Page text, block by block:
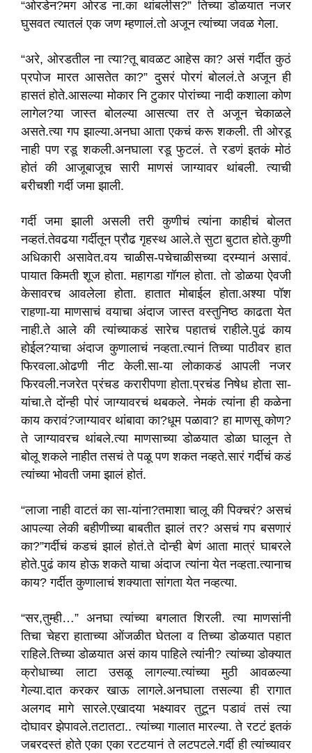
“ओरडेन?मग ओरड ना.का थांबलीस?” तिच्या डोळयात नजर
घुसवत त्यातलं एक जण म्हणालं.तो अजून त्यांच्या जवळ गेला.
“अरे, ओरडतील ना त्या?तू बावळट आहेस का? असं गर्दीत कुठं
प्रपोज मारत आसतेत का?” दुसरं पोरगं बोललं.ते अजून ही
हासतं होते.आसल्या मोकार नि टुकार पोरांच्या नादी कशाला कोण
लागेल?या जास्त बोलल्या आसत्या तर ते अजून चेकाळले
असते.त्या गप झाल्या.अनघा आता एकचं करू शकली. ती ओरडू
नाही पण रडू शकली.अनघाला रडू फुटलं. ते रडणं इतकं मोठं
होतं की आजूबाजूच सारी माणसं जाग्यावर थांबली. त्याची
बरीचशी गर्दी जमा झाली.
गर्दी जमा झाली असली तरी कुणीचं त्यांना काहीचं बोलत
नव्हतं.तेवढया गर्दीतून प्रौढ गृहस्थ आले.ते सुटा बुटात होते.कुणी
अधिकारी असावेत.वय चाळीस-पचेचाळीसच्या दरम्यानं असावं.
पायात किमती शूज होता. महागडा गॉगल होता. तो डोळया ऐवजी
केसावरच आवलेला होता. हातात मोबाईल होता.अश्या पॉश
राहणा-या माणसाचं वयाचा अंदाज जास्त वस्तुनिष्ठ काढता येत
नाही.ते आले की त्यांच्याकडं सारेच पहातचं राहीले.पुढं काय
होईल?याचा अंदाज कुणालाचं नव्हता.त्यानं तिच्या पाठीवर हात
फिरवला.ओढणी नीट केली.सा-या लोकाकडं आपली नजर
फिरवली.नजरेत प्रंचड करारीपणा होता.प्रचंड निषेध होता सा-
यांचा.ते दोंन्ही पोरं जाग्यावरचं थबकले. नेमकं त्यांना ही कळेना
काय करावं?जाग्यावर थांबावा का?धूम पळावा? हा माणसू कोण?
ते जाग्यावरच थांबले.त्या माणसाच्या डोळयात डोळा घालून ते
बोलू शकले नाहीत तसचं ते पळू पण शकत नव्हते.सारं गर्दीचं कडं
त्यांच्या भोवती जमा झालं होतं.
“लाजा नाही वाटतं का सा-यांना?तमाशा चालू की पिक्चरं? असचं
आपल्या लेकी बहीणीच्या बाबतीत झालं तर? असचं गप बसणारं
का?”गर्दीचं कडचं झालं होतं.ते दोन्ही बेणं आता मात्रं घाबरले
होते.पुढं काय होऊ शकते याचा अंदाज त्यांना येत नव्हता.त्यानाच
काय? गर्दीत कुणालाचं शक्याता सांगता येत नव्हत्या.
“सर,तुम्ही…” अनघा त्यांच्या बगलात शिरली. त्या माणसांनी
तिचा चेहरा हाताच्या ओंजळीत घेतला व तिच्या डोळयात पहात
राहिले.तिच्या डोळयात असं काय पाहिले त्यांनी? त्यांच्या डोक्यात
क्रोधाच्या लाटा उसळू लागल्या.त्यांच्या मुठी आवळल्या
गेल्या.दात करकर खाऊ लागले.अनघाला तसल्या ही रागात
अलगद मागे सारले.एखादया भक्ष्यावर तुटून पडावं तसं त्या
दोघावर झेपावले.तटातटा.. त्यांच्या गालात मारल्या. ते रटटं इतकं
जबरदस्तं होते एका एका रटटयानं ते लटपटले.गर्दी ही त्यांच्यावर